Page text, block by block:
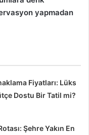
yapmadan
Fiyatları: Lüks
Dostu Bir Tatil mi?
Şehre Yakın En